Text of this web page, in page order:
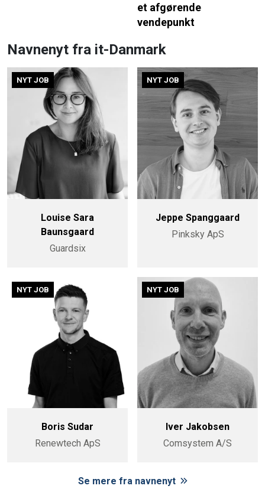
et afgørende
vendepunkt
Navnenyt fra it-Danmark
NYT JOB
Louise Sara
Baunsgaard
Guardsix
NYT JOB
Jeppe Spanggaard
Pinksky ApS
NYT JOB
Boris Sudar
Renewtech ApS
NYT JOB
Iver Jakobsen
Comsystem A/S
Se mere fra navnenyt